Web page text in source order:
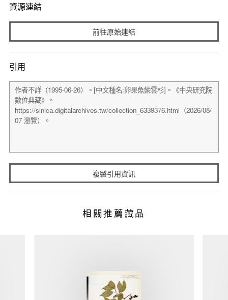
資源連結
前往原始連結
引用
複製引用資訊
相關推薦藏品